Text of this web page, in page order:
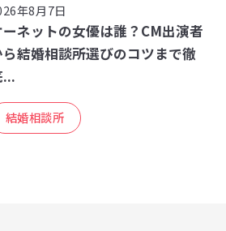
年8月7日
ーネットの女優は誰？CM出演者
結婚相談所選びのコツまで徹
結婚相談所